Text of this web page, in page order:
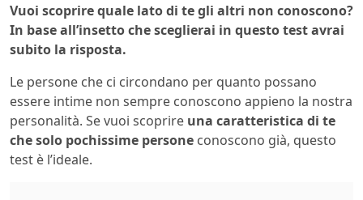
Vuoi scoprire quale lato di te gli altri non conoscono?
In base all’insetto che sceglierai in questo test avrai
subito la risposta.
Le persone che ci circondano per quanto possano
essere intime non sempre conoscono appieno la nostra
personalità. Se vuoi scoprire una caratteristica di te
che solo pochissime persone conoscono già, questo
test è l’ideale.